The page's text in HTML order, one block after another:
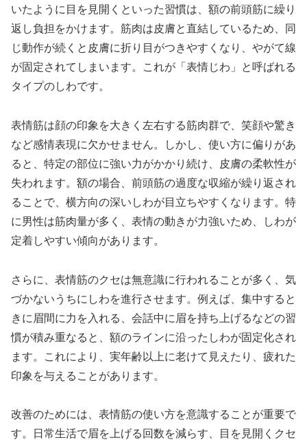
いたように目を見開くといった習慣は、額の前頭筋に繰り
返し負担をかけます。筋肉は皮膚と直結しているため、同
じ動作が続くと皮膚に折り目がつきやすくなり、やがて線
が固定されてしまいます。これが「表情じわ」と呼ばれる
タイプのしわです。
表情筋は顔の印象を大きく左右する筋肉群で、笑顔や驚き
など感情表現に欠かせません。しかし、使い方に偏りがあ
ると、特定の部位に強い力がかかり続け、皮膚の柔軟性が
失われます。額の場合、前頭筋の過度な収縮が繰り返され
ることで、横方向の深いしわが目立ちやすくなります。特
に男性は筋肉量が多く、表情の動きが力強いため、しわが
定着しやすい傾向があります。
さらに、表情筋のクセは無意識に行われることが多く、気
づかないうちにしわを進行させます。例えば、集中すると
きに眉間に力を入れる、会話中に眉を持ち上げるなどの習
慣が積み重なると、額のラインに沿ったしわが固定化され
ます。これにより、実年齢以上に老けて見えたり、疲れた
印象を与えることがあります。
改善のためには、表情筋の使い方を意識することが重要で
す。日常生活で眉を上げる回数を減らす、目を見開くクセ